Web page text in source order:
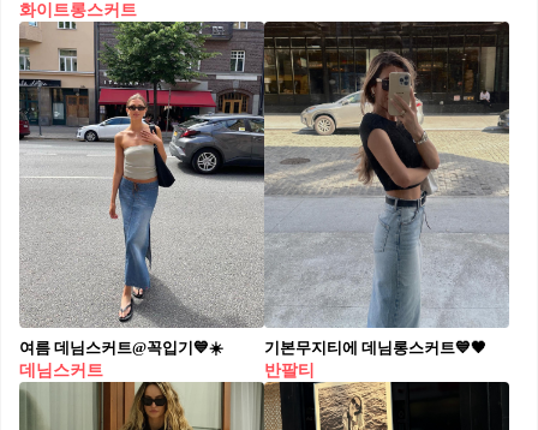
화이트롱스커트
여름 데님스커트@꼭입기💙☀️
데님스커트
기본무지티에 데님롱스커트💙🖤
반팔티